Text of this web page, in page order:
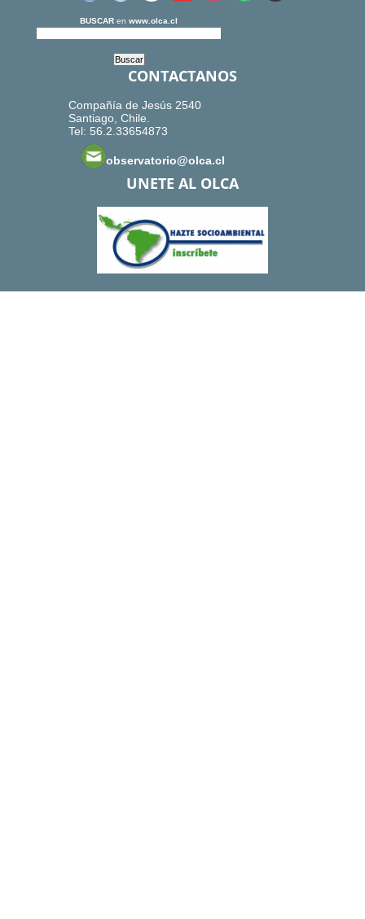
BUSCAR en www.olca.cl
CONTACTANOS
Compañía de Jesús 2540
Santiago, Chile.
Tel: 56.2.33654873
observatorio@olca.cl
UNETE AL OLCA